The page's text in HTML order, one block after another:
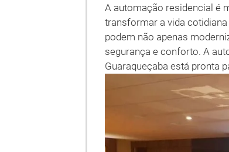
A automação residencial é
transformar a vida
podem não apenas
segurança e conforto. A
Guaraqueçaba está pronta